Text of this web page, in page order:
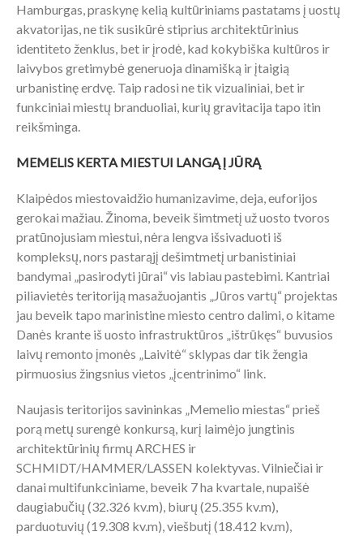
Hamburgas, praskynę kelią kultūriniams pastatams į uostų
akvatorijas, ne tik susikūrė stiprius architektūrinius
identiteto ženklus, bet ir įrodė, kad kokybiška kultūros ir
laivybos gretimybė generuoja dinamišką ir įtaigią
urbanistinę erdvę. Taip radosi ne tik vizualiniai, bet ir
funkciniai miestų branduoliai, kurių gravitacija tapo itin
reikšminga.
MEMELIS KERTA MIESTUI LANGĄ Į JŪRĄ
Klaipėdos miestovaidžio humanizavime, deja, euforijos
gerokai mažiau. Žinoma, beveik šimtmetį už uosto tvoros
pratūnojusiam miestui, nėra lengva išsivaduoti iš
kompleksų, nors pastarąjį dešimtmetį urbanistiniai
bandymai „pasirodyti jūrai“ vis labiau pastebimi. Kantriai
piliavietės teritoriją masažuojantis „Jūros vartų“ projektas
jau beveik tapo marinistine miesto centro dalimi, o kitame
Danės krante iš uosto infrastruktūros „ištrūkęs“ buvusios
laivų remonto įmonės „Laivitė“ sklypas dar tik žengia
pirmuosius žingsnius vietos „įcentrinimo“ link.
Naujasis teritorijos savininkas „Memelio miestas“ prieš
porą metų surengė konkursą, kurį laimėjo jungtinis
architektūrinių firmų ARCHES ir
SCHMIDT/HAMMER/LASSEN kolektyvas. Vilniečiai ir
danai multifunkciniame, beveik 7 ha kvartale, nupaišė
daugiabučių (32.326 kv.m), biurų (25.355 kv.m),
parduotuvių (19.308 kv.m), viešbutį (18.412 kv.m),